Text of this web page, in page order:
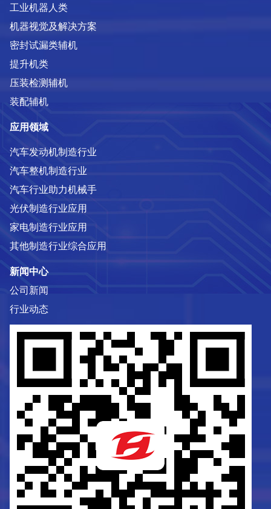
工业机器人类
机器视觉及解决方案
密封试漏类辅机
提升机类
压装检测辅机
装配辅机
应用领域
汽车发动机制造行业
汽车整机制造行业
汽车行业助力机械手
光伏制造行业应用
家电制造行业应用
其他制造行业综合应用
新闻中心
公司新闻
行业动态